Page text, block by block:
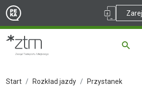
Start Rozkład jazdy Przystanek